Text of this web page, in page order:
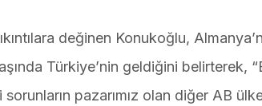
değinen Konukoğlu,
Türkiye’nin geldiğini belirterek,
pazarımız olan diğer AB